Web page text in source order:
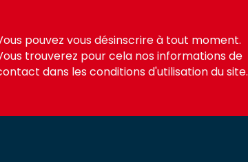
pouvez vous désinscrire à tout moment.
trouverez pour cela nos informations de
dans les conditions d'utilisation du site.